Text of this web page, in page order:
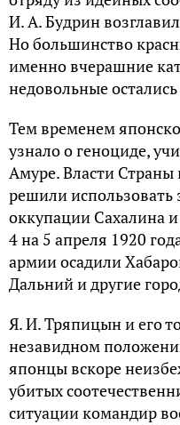
И. А. Будрин
Но большинство
именно вчерашние
недовольные
Тем временем
узнало о геноциде,
Амуре. Власти Страны
решили использовать
оккупации Сахалина
4 на 5 апреля 1920
армии осадили
Дальний и другие
Я. И. Тряпицын и его
незавидном
японцы вскоре
убитых
ситуации командир